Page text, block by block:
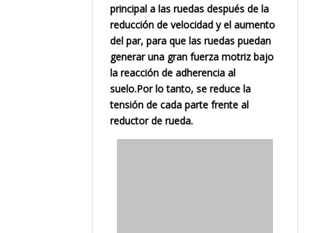
principal a las ruedas después de la
reducción de velocidad y el aumento
del par, para que las ruedas puedan
generar una gran fuerza motriz bajo
la reacción de adherencia al
suelo.Por lo tanto, se reduce la
tensión de cada parte frente al
reductor de rueda.